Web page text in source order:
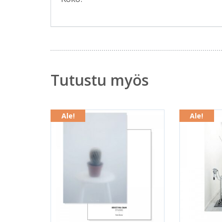
Tutustu myös
Ale! Ale!